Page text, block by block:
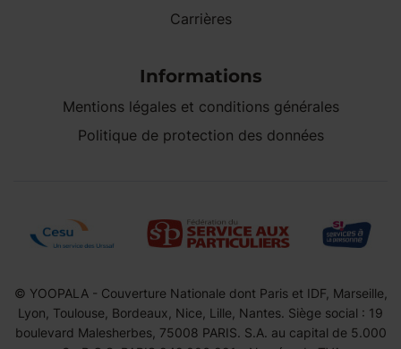
Carrières
Informations
Mentions légales et conditions générales
Politique de protection des données
© YOOPALA - Couverture Nationale dont Paris et IDF, Marseille,
Lyon, Toulouse, Bordeaux, Nice, Lille, Nantes. Siège social : 19
boulevard Malesherbes, 75008 PARIS. S.A. au capital de 5.000